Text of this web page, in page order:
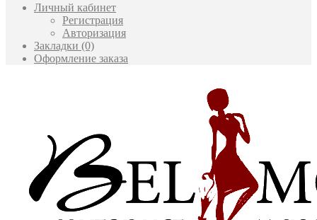
Личный кабинет
Регистрация
Авторизация
Закладки (0)
Оформление заказа